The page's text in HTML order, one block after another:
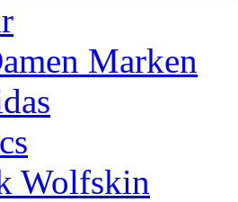
Marken
Wolfskin